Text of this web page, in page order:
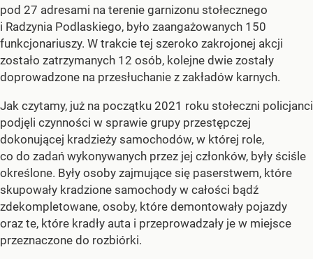
pod 27 adresami na terenie garnizonu stołecznego
i Radzynia Podlaskiego, było zaangażowanych 150
funkcjonariuszy. W trakcie tej szeroko zakrojonej akcji
zostało zatrzymanych 12 osób, kolejne dwie zostały
doprowadzone na przesłuchanie z zakładów karnych.
Jak czytamy, już na początku 2021 roku stołeczni policjanci
podjęli czynności w sprawie grupy przestępczej
dokonującej kradzieży samochodów, w której role,
co do zadań wykonywanych przez jej członków, były ściśle
określone. Były osoby zajmujące się paserstwem, które
skupowały kradzione samochody w całości bądź
zdekompletowane, osoby, które demontowały pojazdy
oraz te, które kradły auta i przeprowadzały je w miejsce
przeznaczone do rozbiórki.